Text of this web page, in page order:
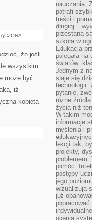
że jeśli
wszystkim
może być
iż
kobieta
nauczania.
potrafi
treści i
drugiej –
przestaną
szkoła w
Edukacja
polegała
światów:
Jednym z
staje się
technologii.
pytanie,
różne
życia niż
W takim
informacje
myślenia i
lekcji tak,
projekty,
problemem.
pomóc.
postępy
jego
wizualizują
już
ocenia